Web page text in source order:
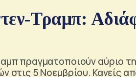
Τραμπ:
πραγματοποιούν αύριο
στις 5 Νοεμβρίου. Κανείς